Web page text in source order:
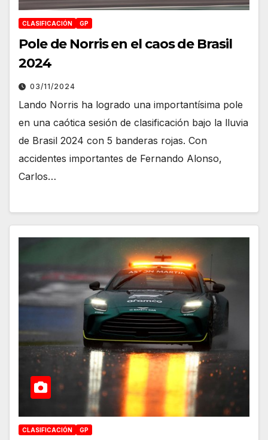
CLASIFICACIÓN GP
Pole de Norris en el caos de Brasil
2024
03/11/2024
Lando Norris ha logrado una importantísima pole
en una caótica sesión de clasificación bajo la lluvia
de Brasil 2024 con 5 banderas rojas. Con
accidentes importantes de Fernando Alonso,
Carlos…
CLASIFICACIÓN GP